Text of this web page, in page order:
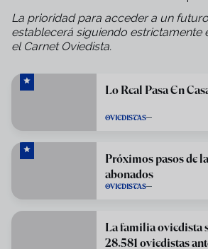
La prioridad para acceder a un
establecerá siguiendo estrictamente
el Carnet Oviedista.
Lo Real Pasa En
OVIEDISTAS
Próximos pasos de
abonados
OVIEDISTAS
La familia oviedista
28.581 oviedistas